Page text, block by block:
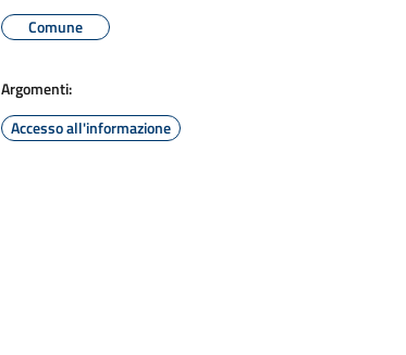
Comune
Argomenti:
Accesso all'informazione